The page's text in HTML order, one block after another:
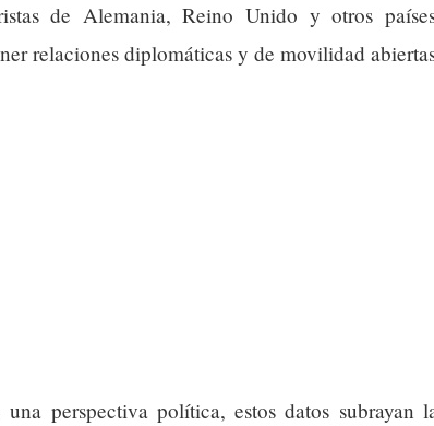
de Alemania, Reino Unido y otros
relaciones diplomáticas y de movilidad
una perspectiva política, estos datos subrayan